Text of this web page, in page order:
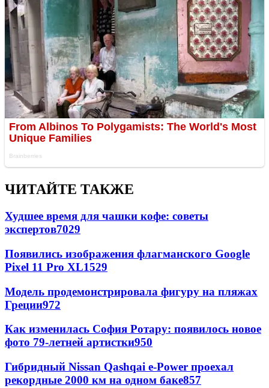
ЧИТАЙТЕ ТАКЖЕ
Худшее время для чашки кофе: советы
экспертов7029
Появились изображения флагманского Google
Pixel 11 Pro XL1529
Модель продемонстрировала фигуру на пляжах
Греции972
Как изменилась София Ротару: появилось новое
фото 79-летней артистки950
Гибридный Nissan Qashqai e-Power проехал
рекордные 2000 км на одном баке857